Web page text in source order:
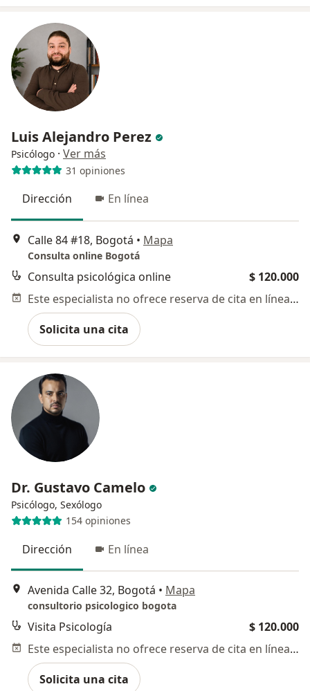
Luis Alejandro Perez
Psicólogo · Ver más
31 opiniones
Dirección En línea
Calle 84 #18, Bogotá • Mapa
Consulta online Bogotá
Consulta psicológica online
$ 120.000
Este especialista no ofrece reserva de cita en línea en esta dirección.
Solicita una cita
Dr. Gustavo Camelo
Psicólogo, Sexólogo
154 opiniones
Dirección En línea
Avenida Calle 32, Bogotá • Mapa
consultorio psicologico bogota
Visita Psicología
$ 120.000
Este especialista no ofrece reserva de cita en línea en esta dirección.
Solicita una cita